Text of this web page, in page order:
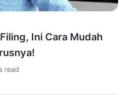
Ini Cara Mudah
read